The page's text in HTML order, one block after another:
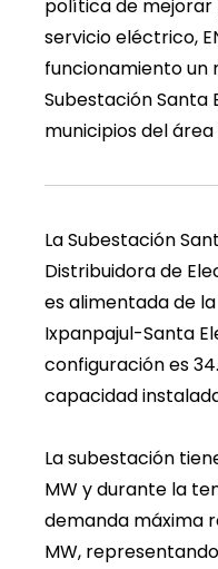
política de
servicio eléctrico,
funcionamiento un
Subestación Santa
municipios del
La Subestación
Distribuidora de
es alimentada de
Ixpanpajul-Santa
configuración es
capacidad instalada
La subestación
MW y durante la
demanda máxima
MW,